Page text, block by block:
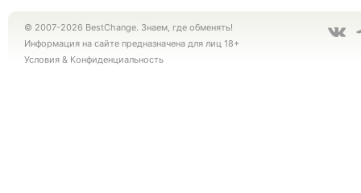
© 2007-2026 BestChange. Знаем, где обменять!
Информация на сайте предназначена для лиц 18+
Условия & Конфиденциальность